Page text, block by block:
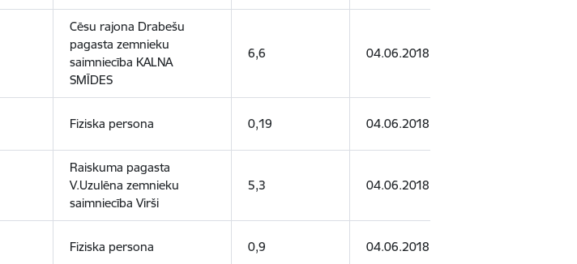
Cēsu rajona Drabešu
pagasta zemnieku
saimniecība KALNA
SMĪDES
6,6 04.06.2018.
Fiziska persona 0,19 04.06.2018.
Raiskuma pagasta
V.Uzulēna zemnieku
saimniecība Virši
5,3 04.06.2018.
Fiziska persona 0,9 04.06.2018.